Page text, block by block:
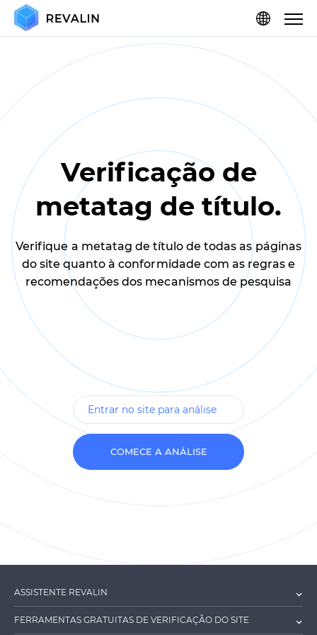
Verificação de
metatag de título.
Verifique a metatag de título de todas as páginas
do site quanto à conformidade com as regras e
recomendações dos mecanismos de pesquisa
COMECE A ANÁLISE
ASSISTENTE REVALIN
FERRAMENTAS GRATUITAS DE VERIFICAÇÃO DO SITE